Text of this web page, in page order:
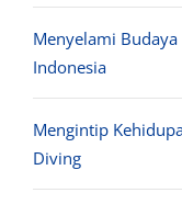
Menyelami
Indonesia
Mengintip
Diving